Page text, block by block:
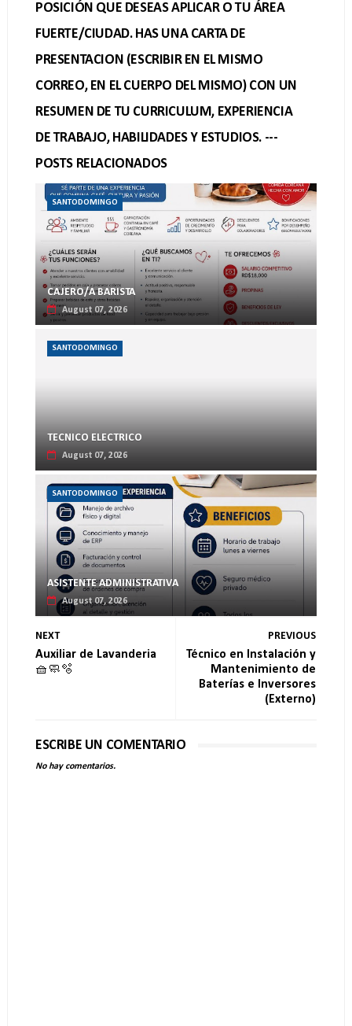
POSICIÓN QUE DESEAS APLICAR O TU ÁREA
FUERTE/CIUDAD. HAS UNA CARTA DE
PRESENTACION (ESCRIBIR EN EL MISMO
CORREO, EN EL CUERPO DEL MISMO) CON UN
RESUMEN DE TU CURRICULUM, EXPERIENCIA
DE TRABAJO, HABILIDADES Y ESTUDIOS. ---
POSTS RELACIONADOS
SANTODOMINGO
CAJERO/A BARISTA
August 07, 2026
SANTODOMINGO
TECNICO ELECTRICO
August 07, 2026
SANTODOMINGO
ASISTENTE ADMINISTRATIVA
August 07, 2026
NEXT
Auxiliar de Lavanderia
🧺🧼🫧
PREVIOUS
Técnico en Instalación y
Mantenimiento de
Baterías e Inversores
(Externo)
ESCRIBE UN COMENTARIO
No hay comentarios.